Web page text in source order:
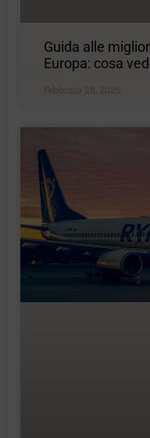
Guida alle
Europa: cosa
Febbraio 28, 2026